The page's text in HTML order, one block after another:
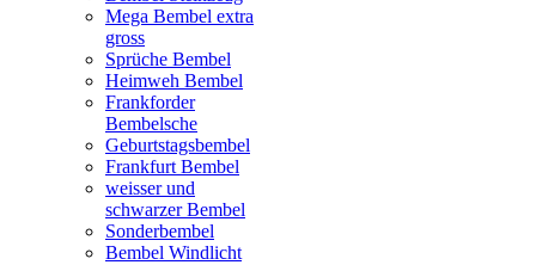
Mega Bembel extra
gross
Sprüche Bembel
Heimweh Bembel
Frankforder
Bembelsche
Geburtstagsbembel
Frankfurt Bembel
weisser und
schwarzer Bembel
Sonderbembel
Bembel Windlicht